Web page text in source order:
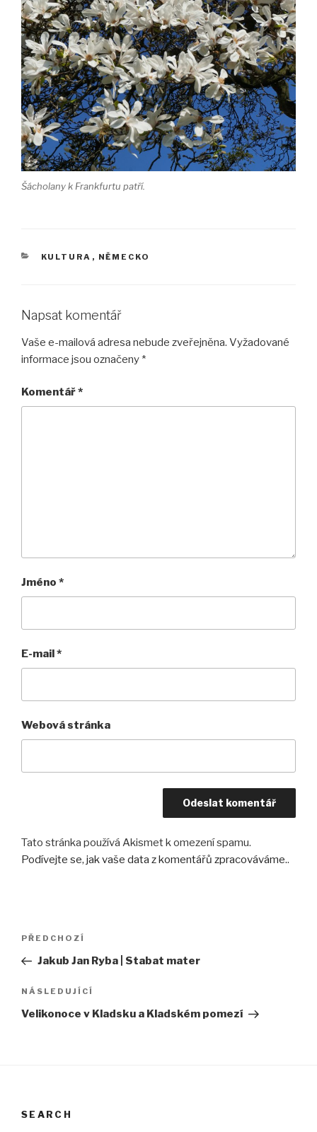
Šácholany k Frankfurtu patří.
RUBRIKY
KULTURA , NĚMECKO
Napsat komentář
Vaše e-mailová adresa nebude zveřejněna. Vyžadované
informace jsou označeny *
Komentář*
Jméno *
E-mail *
Webová stránka
Tato stránka používá Akismet k omezení spamu.
Podívejte se, jak vaše data z komentářů zpracováváme..
Navigace
příspěvek
Předchozí
příspěvek
PŘEDCHOZÍ
Jakub Jan Ryba | Stabat mater
Následující
příspěvek
NÁSLEDUJÍCÍ
Velikonoce v Kladsku a Kladském pomezí
SEARCH